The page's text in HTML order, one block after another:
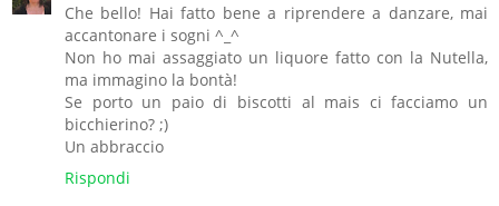
Che bello! Hai fatto bene a riprendere a danzare, mai
accantonare i sogni ^_^
Non ho mai assaggiato un liquore fatto con la Nutella,
ma immagino la bontà!
Se porto un paio di biscotti al mais ci facciamo un
bicchierino? ;)
Un abbraccio
Rispondi